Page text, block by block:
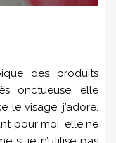
des produits
onctueuse, elle
le visage, j’adore.
pour moi, elle ne